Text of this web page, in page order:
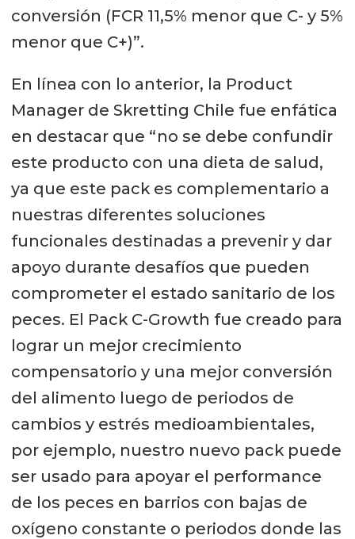
conversión (FCR 11,5% menor que C- y 5%
menor que C+)”.
En línea con lo anterior, la Product
Manager de Skretting Chile fue enfática
en destacar que “no se debe confundir
este producto con una dieta de salud,
ya que este pack es complementario a
nuestras diferentes soluciones
funcionales destinadas a prevenir y dar
apoyo durante desafíos que pueden
comprometer el estado sanitario de los
peces. El Pack C-Growth fue creado para
lograr un mejor crecimiento
compensatorio y una mejor conversión
del alimento luego de periodos de
cambios y estrés medioambientales,
por ejemplo, nuestro nuevo pack puede
ser usado para apoyar el performance
de los peces en barrios con bajas de
oxígeno constante o periodos donde las